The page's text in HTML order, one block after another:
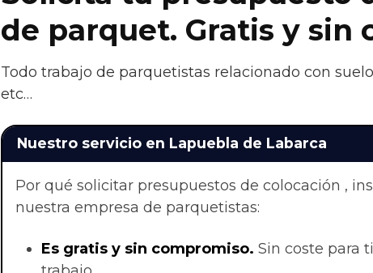
de parquet. Gratis y sin
Todo trabajo de parquetistas relacionado con
etc…
Nuestro servicio en Lapuebla de Labarca
Por qué solicitar presupuestos de colocación ,
nuestra empresa de parquetistas:
Es gratis y sin compromiso. Sin coste para